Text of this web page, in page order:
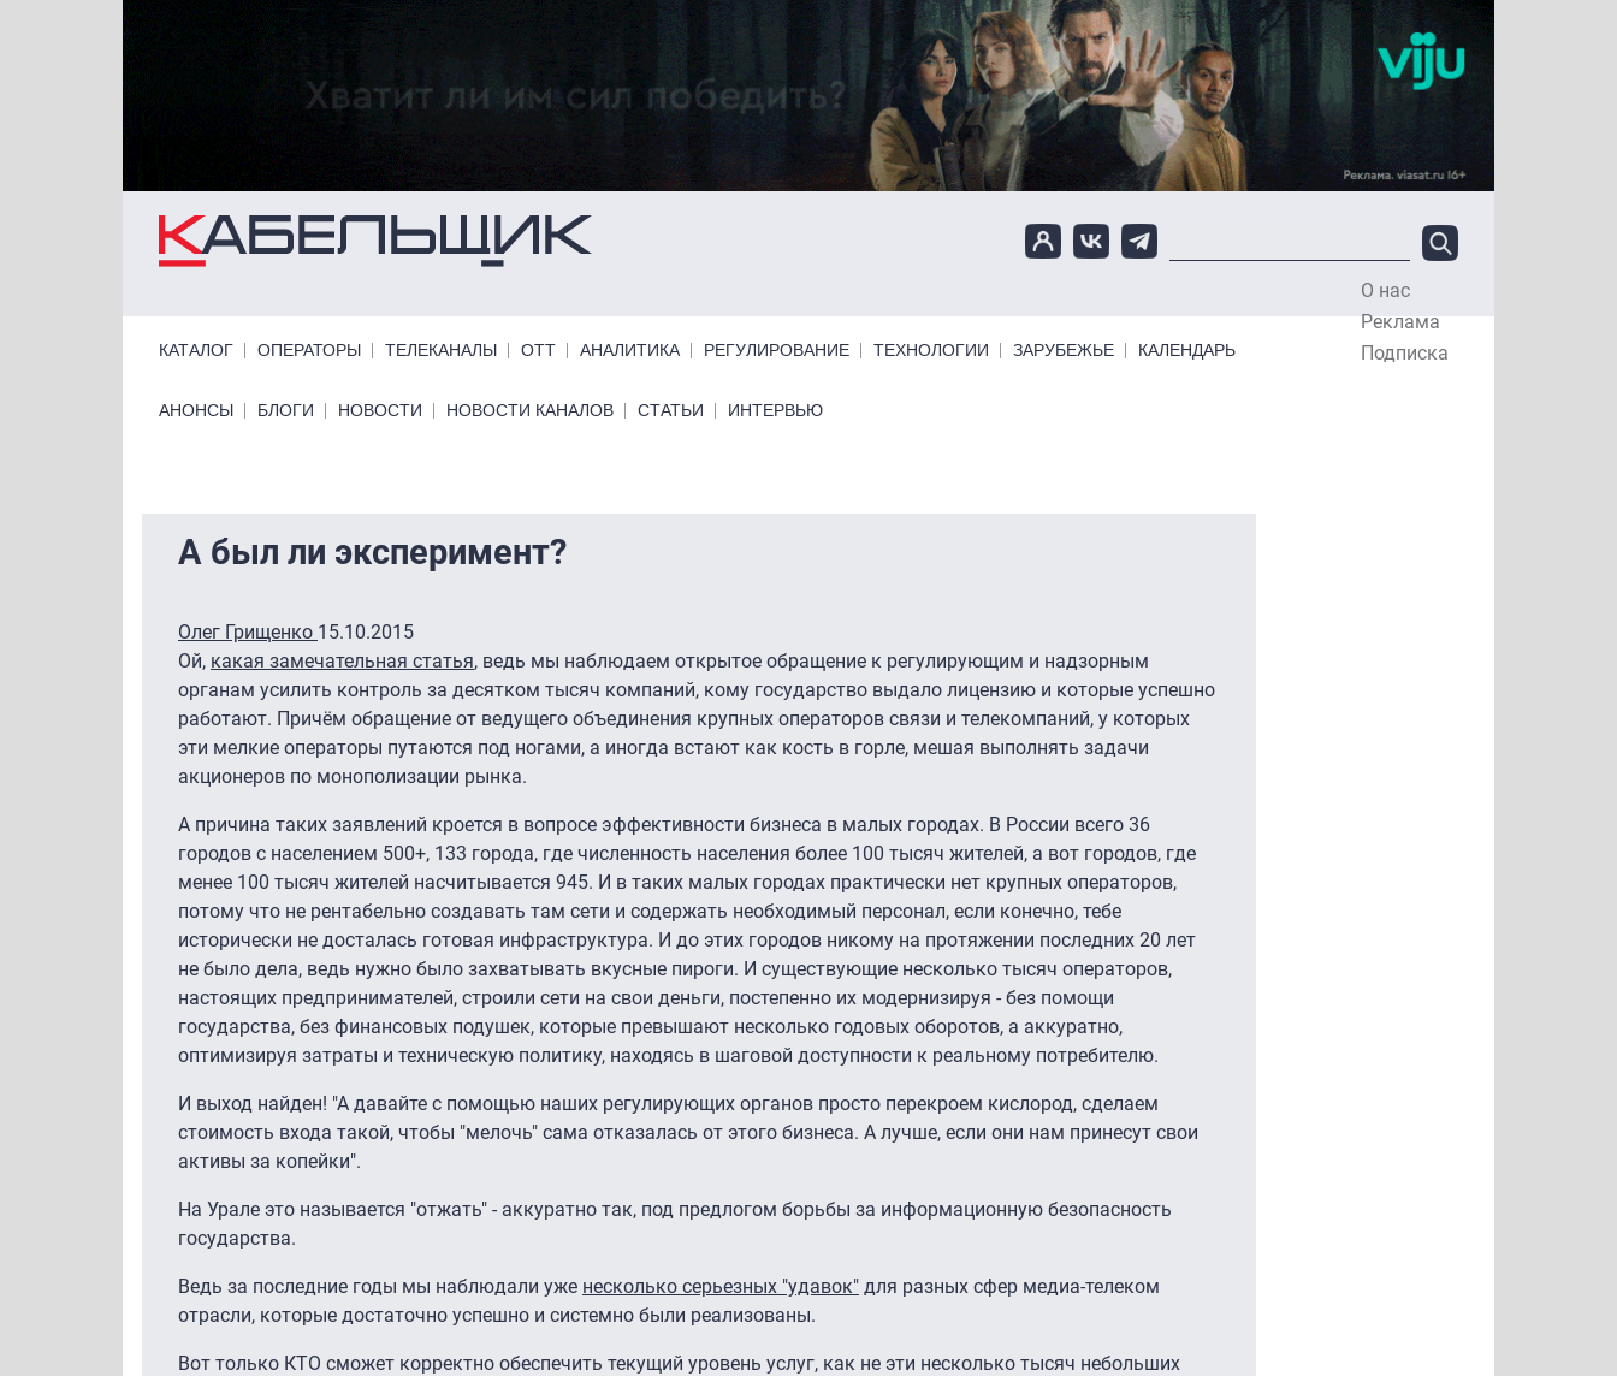
О нас
Реклама
Подписка
КАТАЛОГ ОПЕРАТОРЫ ТЕЛЕКАНАЛЫ ОТТ АНАЛИТИКА РЕГУЛИРОВАНИЕ ТЕХНОЛОГИИ ЗАРУБЕЖЬЕ КАЛЕНДАРЬ
Primary links bottom
АНОНСЫ БЛОГИ НОВОСТИ НОВОСТИ КАНАЛОВ СТАТЬИ ИНТЕРВЬЮ
А был ли эксперимент?
Олег Грищенко 15.10.2015
Ой, какая замечательная статья, ведь мы наблюдаем открытое обращение к регулирующим и надзорным
органам усилить контроль за десятком тысяч компаний, кому государство выдало лицензию и которые успешно
работают. Причём обращение от ведущего объединения крупных операторов связи и телекомпаний, у которых
эти мелкие операторы путаются под ногами, а иногда встают как кость в горле, мешая выполнять задачи
акционеров по монополизации рынка.
А причина таких заявлений кроется в вопросе эффективности бизнеса в малых городах. В России всего 36
городов с населением 500+, 133 города, где численность населения более 100 тысяч жителей, а вот городов, где
менее 100 тысяч жителей насчитывается 945. И в таких малых городах практически нет крупных операторов,
потому что не рентабельно создавать там сети и содержать необходимый персонал, если конечно, тебе
исторически не досталась готовая инфраструктура. И до этих городов никому на протяжении последних 20 лет
не было дела, ведь нужно было захватывать вкусные пироги. И существующие несколько тысяч операторов,
настоящих предпринимателей, строили сети на свои деньги, постепенно их модернизируя - без помощи
государства, без финансовых подушек, которые превышают несколько годовых оборотов, а аккуратно,
оптимизируя затраты и техническую политику, находясь в шаговой доступности к реальному потребителю.
И выход найден! "А давайте с помощью наших регулирующих органов просто перекроем кислород, сделаем
стоимость входа такой, чтобы "мелочь" сама отказалась от этого бизнеса. А лучше, если они нам принесут свои
активы за копейки".
На Урале это называется "отжать" - аккуратно так, под предлогом борьбы за информационную безопасность
государства.
Ведь за последние годы мы наблюдали уже несколько серьезных "удавок" для разных сфер медиа-телеком
отрасли, которые достаточно успешно и системно были реализованы.
Вот только КТО сможет корректно обеспечить текущий уровень услуг, как не эти несколько тысяч небольших